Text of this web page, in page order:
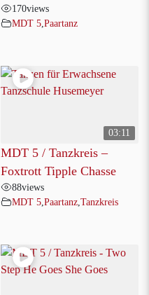
170views
MDT 5 Paartanz
03:11
MDT 5 / Tanzkreis –
Foxtrott Tipple Chasse
88views
MDT 5 Paartanz Tanzkreis